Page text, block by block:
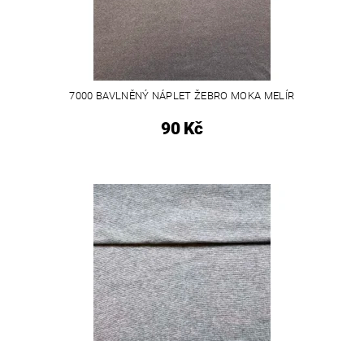
7000 BAVLNĚNÝ NÁPLET ŽEBRO MOKA MELÍR
90 Kč